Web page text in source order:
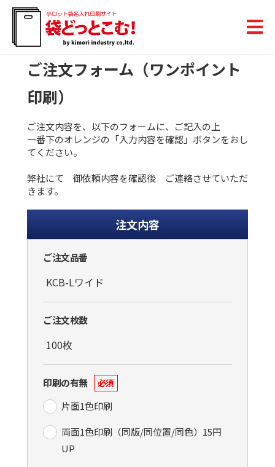
ご注文フォーム（ワンポイント
印刷）
ご注文内容を、以下のフォームに、ご記入の上
一番下のオレンジの「入力内容を確認」ボタンをおし
てください。
弊社にて 御依頼内容を確認後 ご連絡させていただ
きます。
注文内容
ご注文品番
ご注文枚数
印刷の有無 必須
片面1色印刷
両面1色印刷（同版/同位置/同色）15円
UP